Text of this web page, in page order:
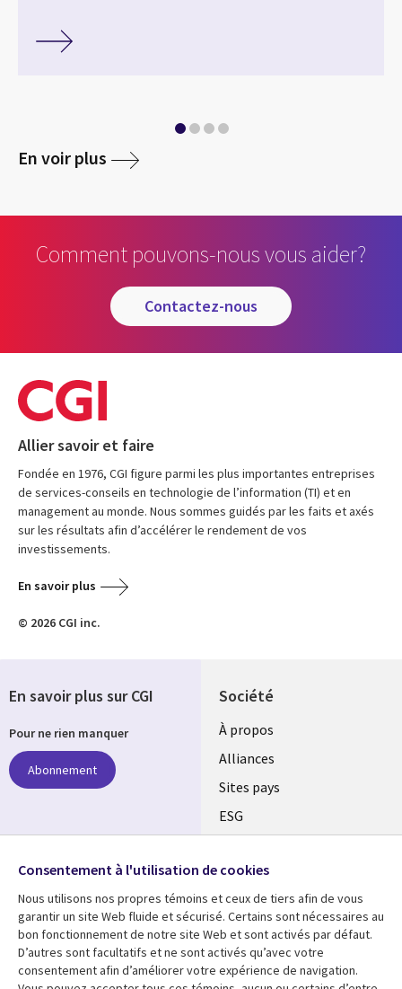
En voir plus
Comment pouvons-nous vous aider?
contactez-nous
Allier savoir et faire
Fondée en 1976, CGI figure parmi les plus importantes entreprises
de services-conseils en technologie de l’information (TI) et en
management au monde. Nous sommes guidés par les faits et axés
sur les résultats afin d’accélérer le rendement de vos
investissements.
En savoir plus
© 2026 CGI inc.
Société
À propos
Alliances
Sites pays
ESG
Fusions
Salle de presse
Ressources Support
En savoir plus sur CGI
Pour ne rien manquer
Abonnement
Suivez-nous
Social
Media
Global
FR
Consentement à l'utilisation de cookies
Nous utilisons nos propres témoins et ceux de tiers afin de vous
garantir un site Web fluide et sécurisé. Certains sont nécessaires au
bon fonctionnement de notre site Web et sont activés par défaut.
D’autres sont facultatifs et ne sont activés qu’avec votre
consentement afin d’améliorer votre expérience de navigation.